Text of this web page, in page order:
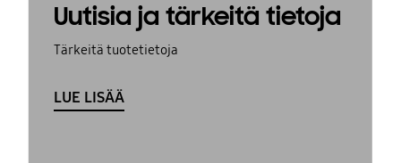
Uutisia ja tärkeitä tietoja
Tärkeitä tuotetietoja
LUE LISÄÄ